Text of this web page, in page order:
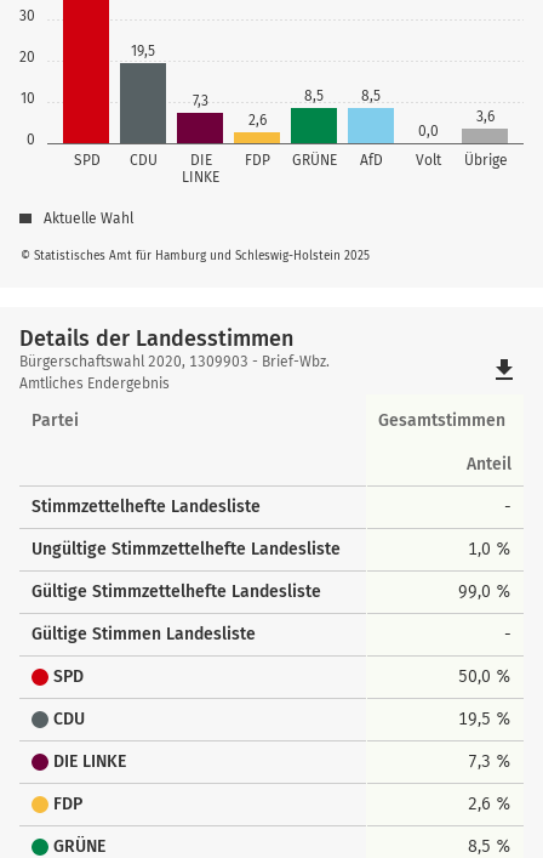
0
10
20
30
SPD CDU
DIE
LINKE
FDP GRÜNE AfD Volt Übrige
19,5
7,3
2,6
8,5 8,5
0,0
3,6
© Statistisches Amt für Hamburg und Schleswig-Holstein 2025
Aktuelle Wahl
Details der Landesstimmen
Details
der
Landesstimmen
Bürgerschaftswahl 2020, 1309903 - Brief-Wbz.
Amtliches Endergebnis
file_download
Partei Gesamtstimmen
Anteil
Stimmzettelhefte Landesliste -
Ungültige Stimmzettelhefte Landesliste 1,0 %
Gültige Stimmzettelhefte Landesliste 99,0 %
Gültige Stimmen Landesliste -
SPD 50,0 %
CDU 19,5 %
DIE LINKE 7,3 %
FDP 2,6 %
GRÜNE 8,5 %